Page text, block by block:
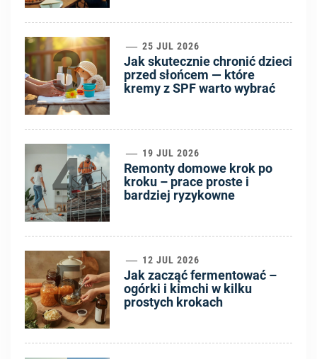
3 25 JUL 2026
Jak skutecznie chronić dzieci
przed słońcem — które
kremy z SPF warto wybrać
4 19 JUL 2026
Remonty domowe krok po
kroku – prace proste i
bardziej ryzykowne
5 12 JUL 2026
Jak zacząć fermentować –
ogórki i kimchi w kilku
prostych krokach